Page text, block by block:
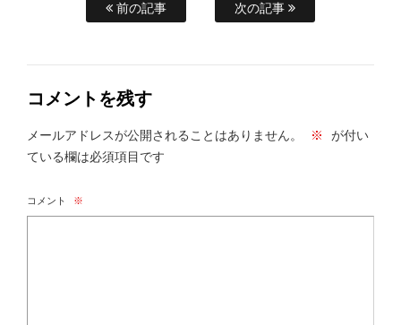
前の記事 次の記事
コメントを残す
メールアドレスが公開されることはありません。 ※
が付い
ている欄は必須項目です
コメント ※